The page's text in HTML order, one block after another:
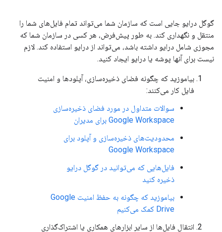
گوگل درایو جایی است که سازمان شما می‌تواند تمام فایل‌های شما را
منتقل و نگهداری کند. به طور پیش‌فرض، هر کسی در سازمان شما که
مجوزی شامل درایو داشته باشد، می‌تواند از درایو استفاده کند. لازم
نیست برای آنها پوشه یا درایو ایجاد کنید.
بیاموزید که چگونه فضای ذخیره‌سازی، آپلودها و امنیت
فایل کار می‌کنند:
سوالات متداول در مورد فضای ذخیره‌سازی
Google Workspace برای مدیران
محدودیت‌های ذخیره‌سازی و آپلود برای
Google Workspace
فایل‌هایی که می‌توانید در گوگل درایو
ذخیره کنید
بیاموزید که چگونه به حفظ امنیت Google
Drive کمک می‌کنیم
انتقال فایل‌ها از سایر ابزارهای همکاری یا اشتراک‌گذاری